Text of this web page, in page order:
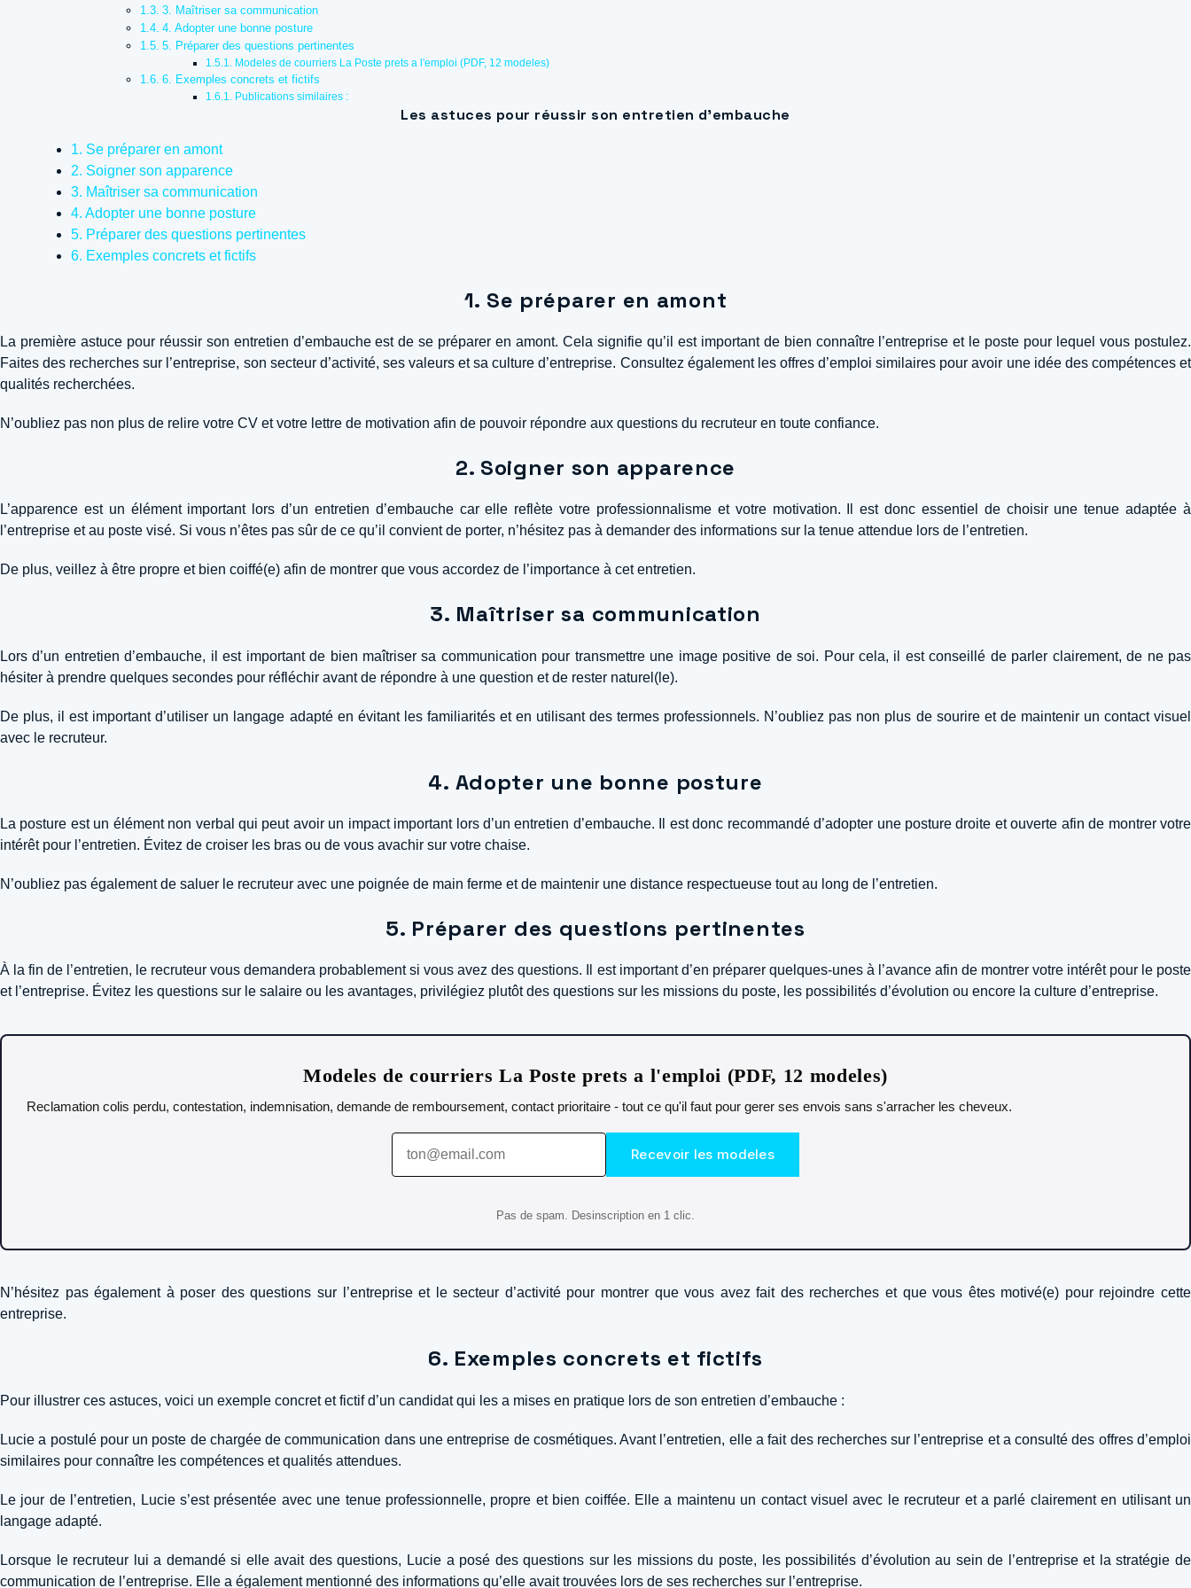
3. Maîtriser sa communication
4. Adopter une bonne posture
5. Préparer des questions pertinentes
Modeles de courriers La Poste prets a l'emploi (PDF, 12 modeles)
6. Exemples concrets et fictifs
Publications similaires :
Les astuces pour réussir son entretien d’embauche
1. Se préparer en amont
2. Soigner son apparence
3. Maîtriser sa communication
4. Adopter une bonne posture
5. Préparer des questions pertinentes
6. Exemples concrets et fictifs
1. Se préparer en amont
La première astuce pour réussir son entretien d’embauche est de se préparer en amont. Cela signifie qu’il est important de bien connaître l’entreprise et le poste pour lequel vous postulez.
Faites des recherches sur l’entreprise, son secteur d’activité, ses valeurs et sa culture d’entreprise. Consultez également les offres d’emploi similaires pour avoir une idée des compétences et
qualités recherchées.
N’oubliez pas non plus de relire votre CV et votre lettre de motivation afin de pouvoir répondre aux questions du recruteur en toute confiance.
2. Soigner son apparence
L’apparence est un élément important lors d’un entretien d’embauche car elle reflète votre professionnalisme et votre motivation. Il est donc essentiel de choisir une tenue adaptée à
l’entreprise et au poste visé. Si vous n’êtes pas sûr de ce qu’il convient de porter, n’hésitez pas à demander des informations sur la tenue attendue lors de l’entretien.
De plus, veillez à être propre et bien coiffé(e) afin de montrer que vous accordez de l’importance à cet entretien.
3. Maîtriser sa communication
Lors d’un entretien d’embauche, il est important de bien maîtriser sa communication pour transmettre une image positive de soi. Pour cela, il est conseillé de parler clairement, de ne pas
hésiter à prendre quelques secondes pour réfléchir avant de répondre à une question et de rester naturel(le).
De plus, il est important d’utiliser un langage adapté en évitant les familiarités et en utilisant des termes professionnels. N’oubliez pas non plus de sourire et de maintenir un contact visuel
avec le recruteur.
4. Adopter une bonne posture
La posture est un élément non verbal qui peut avoir un impact important lors d’un entretien d’embauche. Il est donc recommandé d’adopter une posture droite et ouverte afin de montrer votre
intérêt pour l’entretien. Évitez de croiser les bras ou de vous avachir sur votre chaise.
N’oubliez pas également de saluer le recruteur avec une poignée de main ferme et de maintenir une distance respectueuse tout au long de l’entretien.
5. Préparer des questions pertinentes
À la fin de l’entretien, le recruteur vous demandera probablement si vous avez des questions. Il est important d’en préparer quelques-unes à l’avance afin de montrer votre intérêt pour le poste
et l’entreprise. Évitez les questions sur le salaire ou les avantages, privilégiez plutôt des questions sur les missions du poste, les possibilités d’évolution ou encore la culture d’entreprise.
Modeles de courriers La Poste prets a l'emploi (PDF, 12 modeles)
Reclamation colis perdu, contestation, indemnisation, demande de remboursement, contact prioritaire - tout ce qu'il faut pour gerer ses envois sans s'arracher les cheveux.
Recevoir les modeles
Pas de spam. Desinscription en 1 clic.
N’hésitez pas également à poser des questions sur l’entreprise et le secteur d’activité pour montrer que vous avez fait des recherches et que vous êtes motivé(e) pour rejoindre cette
entreprise.
6. Exemples concrets et fictifs
Pour illustrer ces astuces, voici un exemple concret et fictif d’un candidat qui les a mises en pratique lors de son entretien d’embauche :
Lucie a postulé pour un poste de chargée de communication dans une entreprise de cosmétiques. Avant l’entretien, elle a fait des recherches sur l’entreprise et a consulté des offres d’emploi
similaires pour connaître les compétences et qualités attendues.
Le jour de l’entretien, Lucie s’est présentée avec une tenue professionnelle, propre et bien coiffée. Elle a maintenu un contact visuel avec le recruteur et a parlé clairement en utilisant un
langage adapté.
Lorsque le recruteur lui a demandé si elle avait des questions, Lucie a posé des questions sur les missions du poste, les possibilités d’évolution au sein de l’entreprise et la stratégie de
communication de l’entreprise. Elle a également mentionné des informations qu’elle avait trouvées lors de ses recherches sur l’entreprise.